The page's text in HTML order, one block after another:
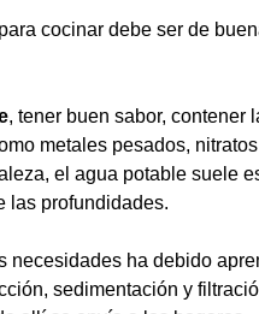
cocinar debe ser de
, tener buen sabor, contener
metales pesados,
el agua potable suele
las profundidades.
necesidades ha debido
sedimentación y